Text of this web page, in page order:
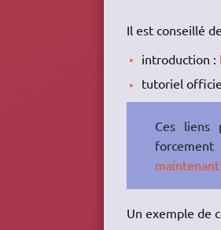
Il est conseillé
introduction :
tutoriel
Ces liens
Un exemple de